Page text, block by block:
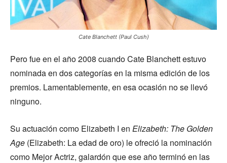
Cate Blanchett (Paul Cush)
Pero fue en el año 2008 cuando Cate Blanchett estuvo
nominada en dos categorías en la misma edición de los
premios. Lamentablemente, en esa ocasión no se llevó
ninguno.
Su actuación como Elizabeth I en Elizabeth: The Golden
Age (Elizabeth: La edad de oro) le ofreció la nominación
como Mejor Actriz, galardón que ese año terminó en las